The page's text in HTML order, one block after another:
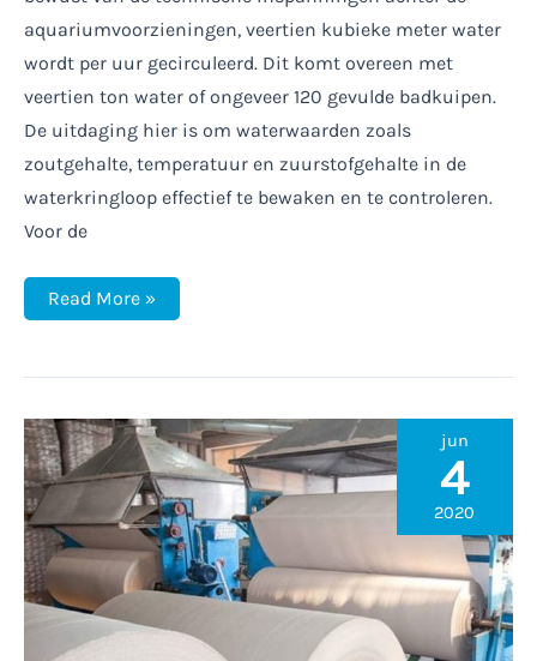
aquariumvoorzieningen, veertien kubieke meter water
wordt per uur gecirculeerd. Dit komt overeen met
veertien ton water of ongeveer 120 gevulde badkuipen.
De uitdaging hier is om waterwaarden zoals
zoutgehalte, temperatuur en zuurstofgehalte in de
waterkringloop effectief te bewaken en te controleren.
Voor de
Remote
Access
de
van
grote
aquaria
Read More »
jun
4
2020